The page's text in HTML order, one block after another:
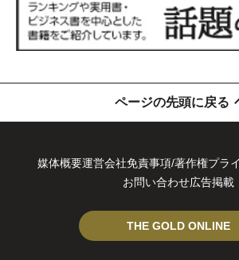
ページの先頭に戻る
媒体概要運営会社免責事項/著作権プラ
お問い合わせ広告掲載
THE GOLD ONLINE